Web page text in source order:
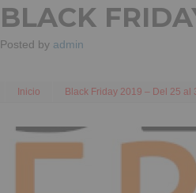
BLACK
Posted by admin
Inicio Black Friday 2019 – Del 25 al